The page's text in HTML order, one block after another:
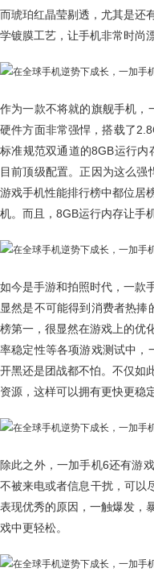
而琥珀红晶莹剔透，尤其是还
学镀膜工艺，让手机非常时尚漂
作为一款不将就的旗舰手机，
硬件方面非常强悍，搭载了
标准规范双通道的8GB运行内
目前顶级配置。正因为这么
游戏手机性能排行榜中都位居
机。而且，8GB运行内存让手
如今是手游和拍照时代，一款
显然是不可能得到消费者热捧
榜第一，很显然在游戏上的优
率稳定性等各项游戏测试中，
开黑还是团战都不怕。不仅如
资源，这样可以拥有更快更稳
除此之外，一加手机6还有游
不被来电或者信息干扰，可以
表现优秀的原因，一触爆发，
戏中更轻松。